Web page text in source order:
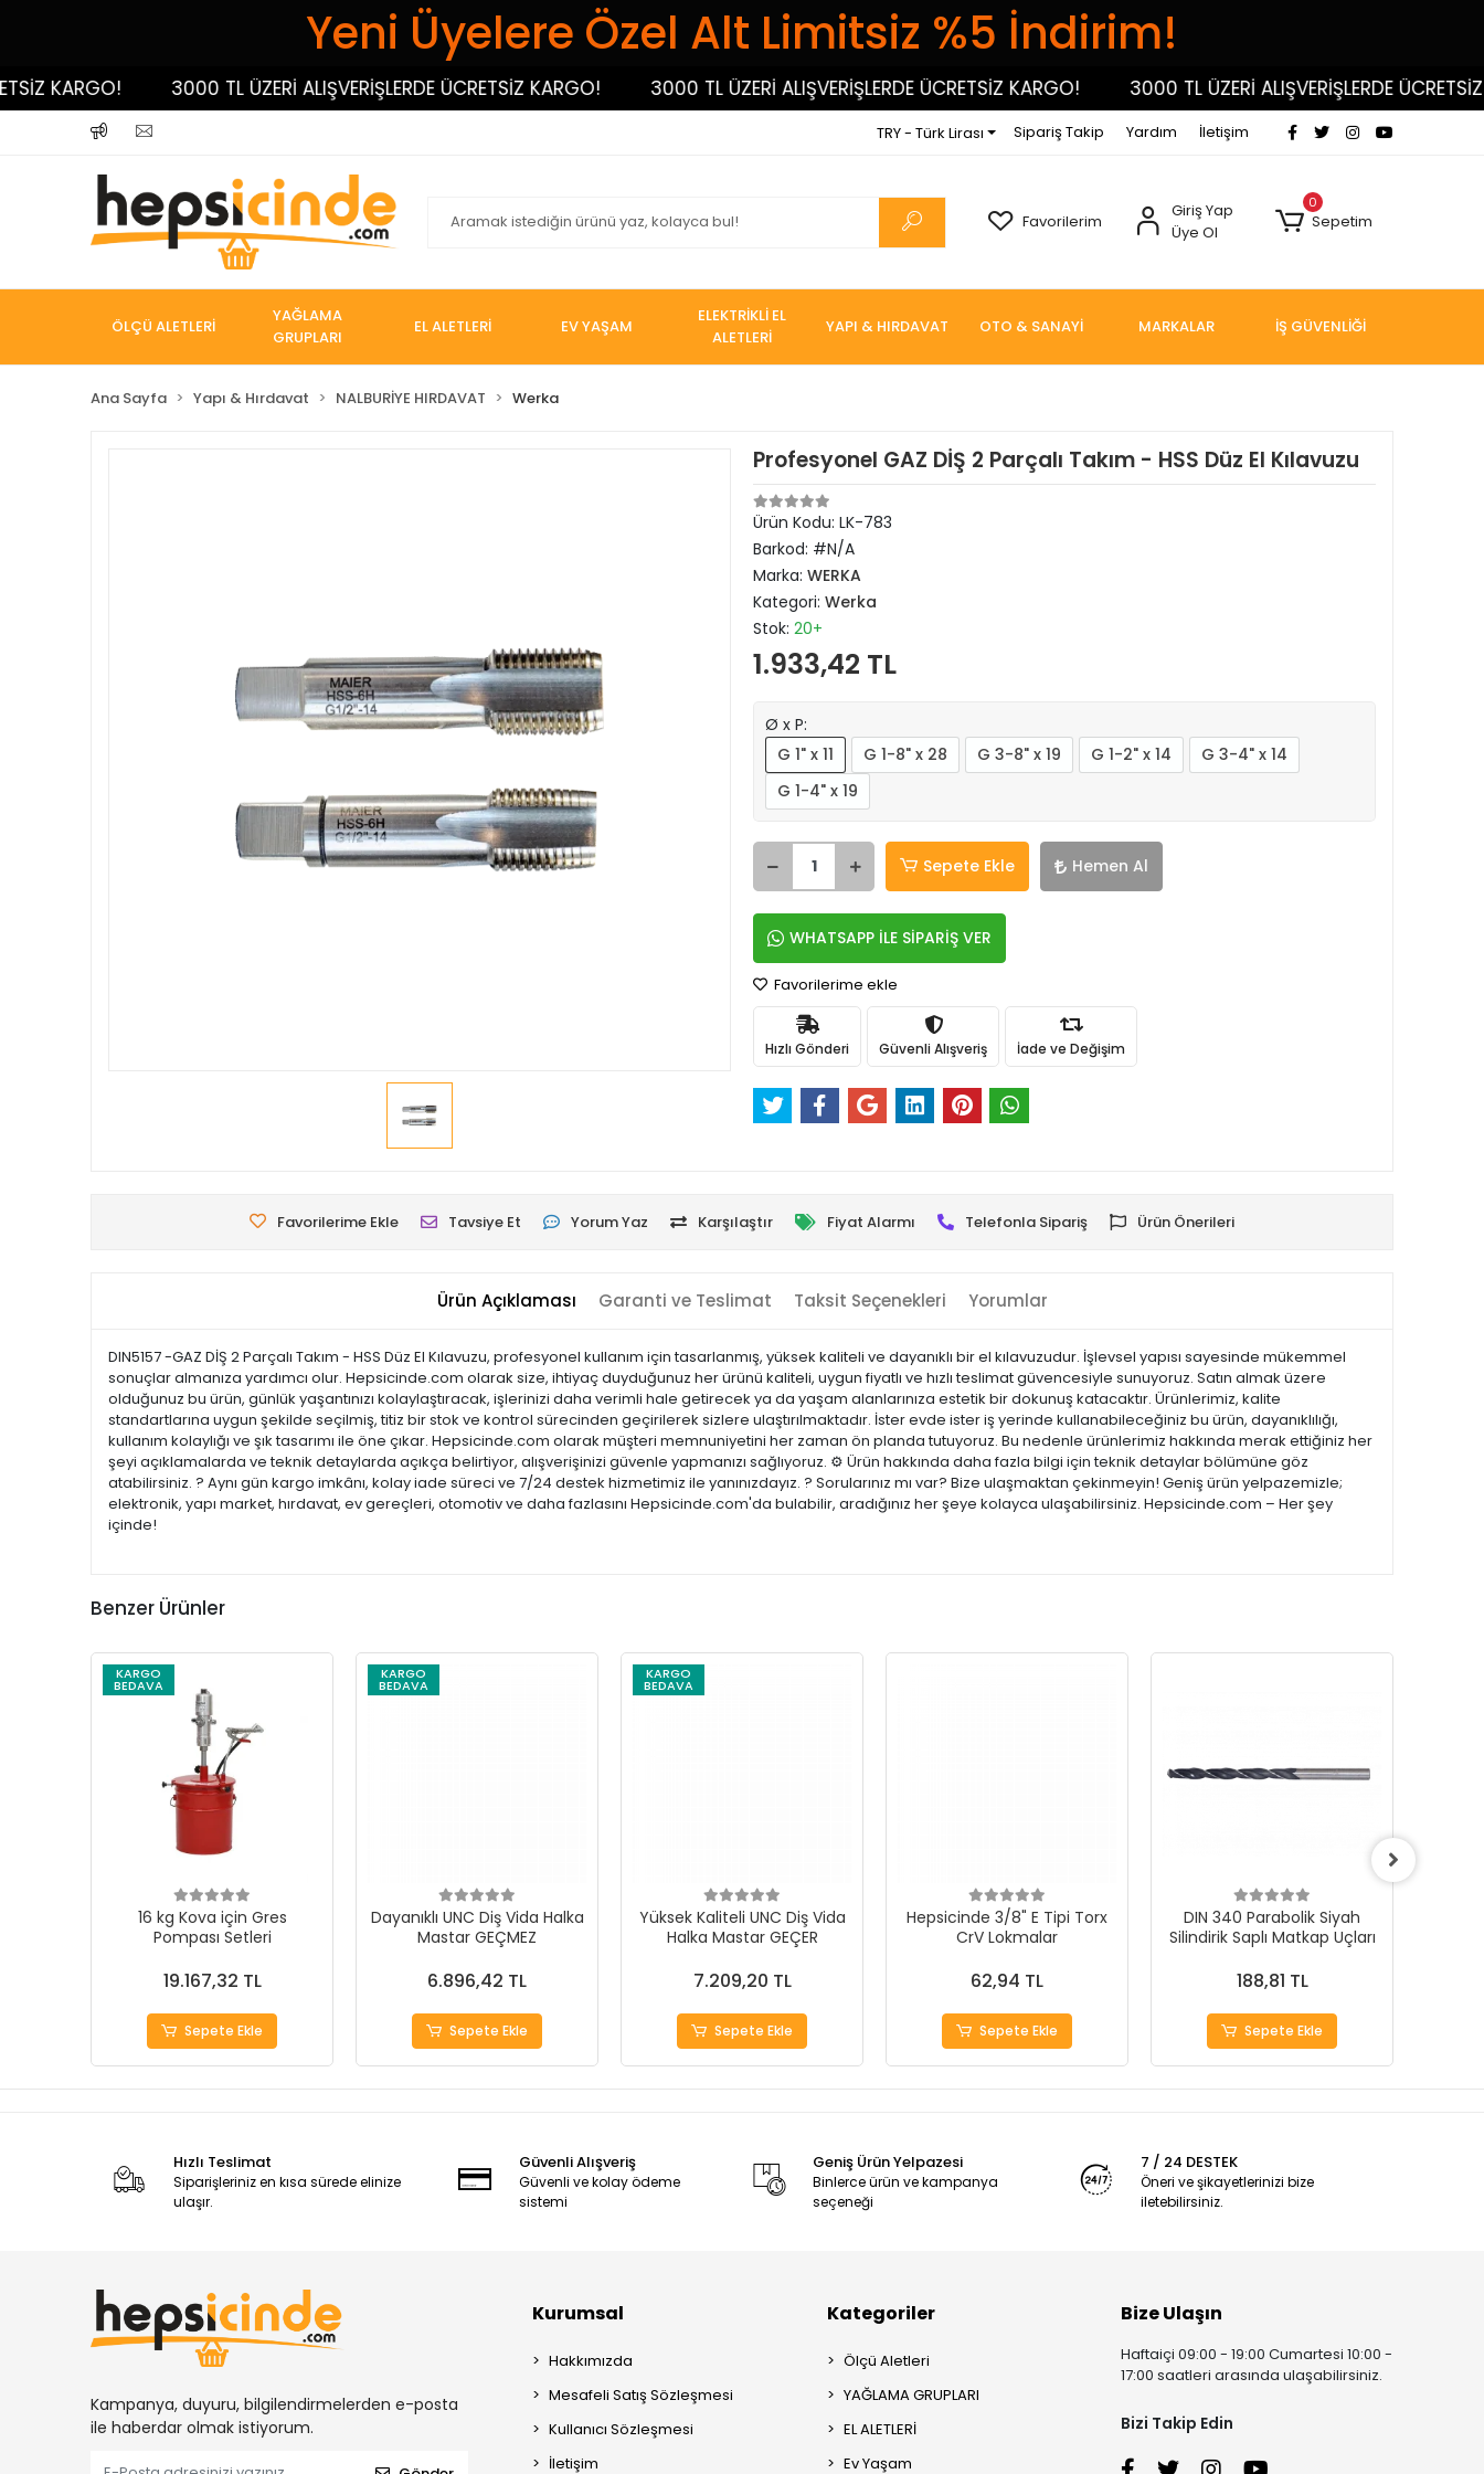
Yeni Üyelere Özel Alt Limitsiz %5 İndirim!
KARGO! 3000 TL ÜZERİ ALIŞVERİŞLERDE ÜCRETSİZ KARGO! 3000 TL ÜZERİ ALIŞVERİŞLERDE ÜCRETSİZ KARGO! 3000 TL ÜZERİ ALIŞVERİŞLERDE ÜCRETSİZ
TRY - Türk Lirası Sipariş Takip Yardım İletişim
Favorilerim
Giriş Yap
Üye Ol
0
Sepetim
ÖLÇÜ ALETLERİ
YAĞLAMA
GRUPLARI
EL ALETLERİ EV YAŞAM
ELEKTRİKLİ EL
ALETLERİ
YAPI & HIRDAVAT OTO & SANAYİ MARKALAR İŞ GÜVENLİĞİ
Ana Sayfa Yapı & Hırdavat NALBURİYE HIRDAVAT Werka
Profesyonel GAZ DİŞ 2 Parçalı Takım - HSS Düz El Kılavuzu
Ürün Kodu: LK-783
Barkod: #N/A
Marka: WERKA
Kategori: Werka
Stok: 20+
1.933,42 TL
Ø x P:
G 1" x 11
G 1-8" x 28 G 3-8" x 19 G 1-2" x 14
G 3-4" x 14
G 1-4" x 19
Sepete Ekle Hemen Al
WHATSAPP İLE SİPARİŞ VER
Favorilerime ekle
Hızlı Gönderi Güvenli Alışveriş İade ve Değişim
Favorilerime Ekle Tavsiye Et Yorum Yaz Karşılaştır Fiyat Alarmı Telefonla Sipariş Ürün Önerileri
Ürün Açıklaması Garanti ve Teslimat Taksit Seçenekleri Yorumlar
DIN5157 -GAZ DİŞ 2 Parçalı Takım - HSS Düz El Kılavuzu, profesyonel kullanım için tasarlanmış, yüksek kaliteli ve dayanıklı bir el kılavuzudur. İşlevsel yapısı sayesinde mükemmel
sonuçlar almanıza yardımcı olur. Hepsicinde.com olarak size, ihtiyaç duyduğunuz her ürünü kaliteli, uygun fiyatlı ve hızlı teslimat güvencesiyle sunuyoruz. Satın almak üzere
olduğunuz bu ürün, günlük yaşantınızı kolaylaştıracak, işlerinizi daha verimli hale getirecek ya da yaşam alanlarınıza estetik bir dokunuş katacaktır. Ürünlerimiz, kalite
standartlarına uygun şekilde seçilmiş, titiz bir stok ve kontrol sürecinden geçirilerek sizlere ulaştırılmaktadır. İster evde ister iş yerinde kullanabileceğiniz bu ürün, dayanıklılığı,
kullanım kolaylığı ve şık tasarımı ile öne çıkar. Hepsicinde.com olarak müşteri memnuniyetini her zaman ön planda tutuyoruz. Bu nedenle ürünlerimiz hakkında merak ettiğiniz her
şeyi açıklamalarda ve teknik detaylarda açıkça belirtiyor, alışverişinizi güvenle yapmanızı sağlıyoruz. ⚙️ Ürün hakkında daha fazla bilgi için teknik detaylar bölümüne göz
atabilirsiniz. ? Aynı gün kargo imkânı, kolay iade süreci ve 7/24 destek hizmetimiz ile yanınızdayız. ? Sorularınız mı var? Bize ulaşmaktan çekinmeyin! Geniş ürün yelpazemizle;
elektronik, yapı market, hırdavat, ev gereçleri, otomotiv ve daha fazlasını Hepsicinde.com'da bulabilir, aradığınız her şeye kolayca ulaşabilirsiniz. Hepsicinde.com – Her şey
içinde!
Benzer Ürünler
KARGO
BEDAVA
16 kg Kova için Gres
Pompası Setleri
19.167,32 TL
Sepete Ekle
KARGO
BEDAVA
Dayanıklı UNC Diş Vida Halka
Mastar GEÇMEZ
6.896,42 TL
Sepete Ekle
KARGO
BEDAVA
Yüksek Kaliteli UNC Diş Vida
Halka Mastar GEÇER
7.209,20 TL
Sepete Ekle
Hepsicinde 3/8" E Tipi Torx
CrV Lokmalar
62,94 TL
Sepete Ekle
DIN 340 Parabolik Siyah
Silindirik Saplı Matkap Uçları
188,81 TL
Sepete Ekle
Hızlı Teslimat
Siparişleriniz en kısa sürede elinize
ulaşır.
Güvenli Alışveriş
Güvenli ve kolay ödeme
sistemi
Geniş Ürün Yelpazesi
Binlerce ürün ve kampanya
seçeneği
7 / 24 DESTEK
Öneri ve şikayetlerinizi bize
iletebilirsiniz.
Kampanya, duyuru, bilgilendirmelerden e-posta
ile haberdar olmak istiyorum.
Kurumsal
Hakkımızda
Mesafeli Satış Sözleşmesi
Kullanıcı Sözleşmesi
İletişim
Kategoriler
Ölçü Aletleri
YAĞLAMA GRUPLARI
EL ALETLERİ
Ev Yaşam
Bize Ulaşın
Haftaiçi 09:00 - 19:00 Cumartesi 10:00 -
17:00 saatleri arasında ulaşabilirsiniz.
Bizi Takip Edin